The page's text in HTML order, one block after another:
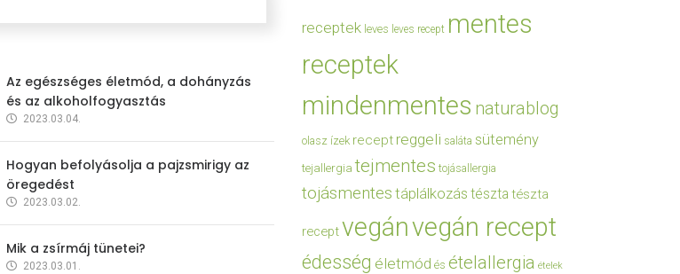
Az egészséges életmód, a dohányzás
és az alkoholfogyasztás
2023.03.04.
Hogyan befolyásolja a pajzsmirigy az
öregedést
2023.03.02.
Mik a zsírmáj tünetei?
2023.03.01.
receptek leves leves recept mentes
receptek
mindenmentes naturablog
olasz ízek recept reggeli saláta sütemény
tejallergia tejmentes tojásallergia
tojásmentes táplálkozás tészta tészta
receptvegánvegán recept
édesség életmód és ételallergia ételek